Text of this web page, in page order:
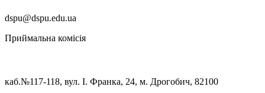
dspu@dspu.edu.ua
Приймальна комісія
каб.№117-118, вул. І. Франка, 24, м. Дрогобич, 82100